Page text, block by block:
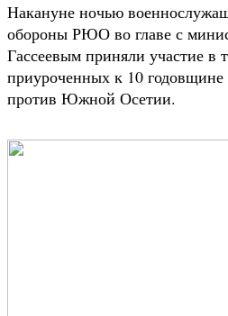
Накануне ночью
обороны РЮО во главе с
Гассеевым приняли участие в
приуроченных к 10 годовщине
против Южной Осетии.